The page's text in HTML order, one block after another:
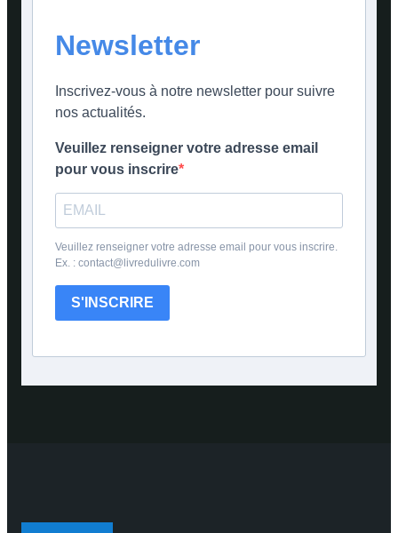
Newsletter
Inscrivez-vous à notre newsletter pour suivre
nos actualités.
Veuillez renseigner votre adresse email
pour vous inscrire
Veuillez renseigner votre adresse email pour vous inscrire.
Ex. : contact@livredulivre.com
S'INSCRIRE